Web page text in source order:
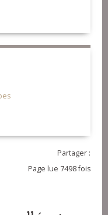
Partager :
Page lue 7498 fois